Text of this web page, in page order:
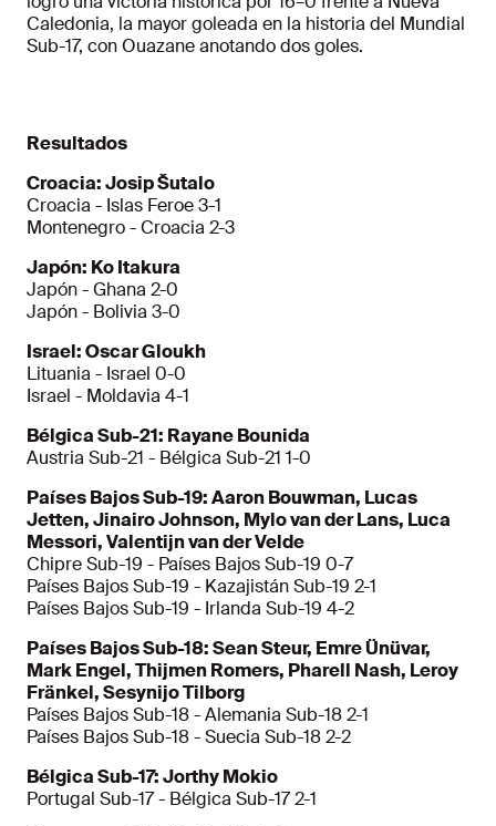
Caledonia, la mayor goleada en la historia del Mundial
Sub-17, con Ouazane anotando dos goles.
Resultados
Croacia: Josip Šutalo
Croacia - Islas Feroe 3-1
Montenegro - Croacia 2-3
Japón: Ko Itakura
Japón - Ghana 2-0
Japón - Bolivia 3-0
Israel: Oscar Gloukh
Lituania - Israel 0-0
Israel - Moldavia 4-1
Bélgica Sub-21: Rayane Bounida
Austria Sub-21 - Bélgica Sub-21 1-0
Países Bajos Sub-19: Aaron Bouwman, Lucas
Jetten, Jinairo Johnson, Mylo van der Lans, Luca
Messori, Valentijn van der Velde
Chipre Sub-19 - Países Bajos Sub-19 0-7
Países Bajos Sub-19 - Kazajistán Sub-19 2-1
Países Bajos Sub-19 - Irlanda Sub-19 4-2
Países Bajos Sub-18: Sean Steur, Emre Ünüvar,
Mark Engel, Thijmen Romers, Pharell Nash, Leroy
Fränkel, Sesynijo Tilborg
Países Bajos Sub-18 - Alemania Sub-18 2-1
Países Bajos Sub-18 - Suecia Sub-18 2-2
Bélgica Sub-17: Jorthy Mokio
Portugal Sub-17 - Bélgica Sub-17 2-1